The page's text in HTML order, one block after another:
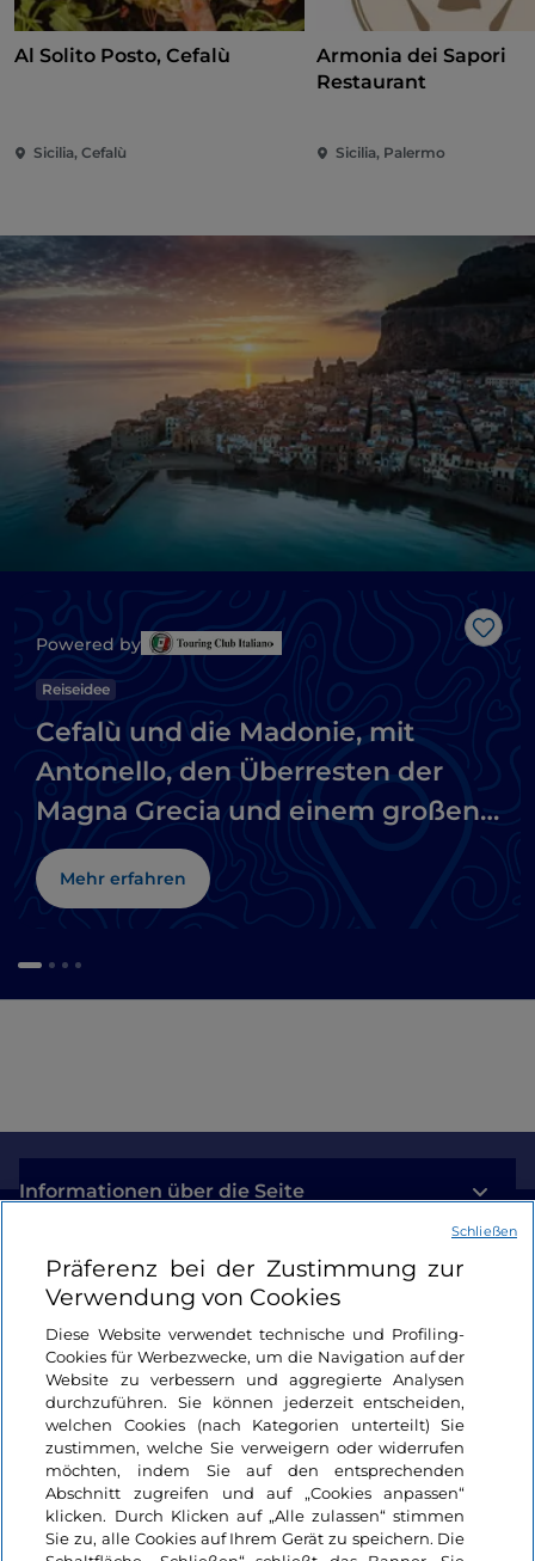
Al Solito Posto, Cefalù
Sicilia, Cefalù
Armonia dei Sapori
Restaurant
Sicilia, Palermo
Like
Powered by
Reiseidee
Cefalù und die Madonie, mit
Antonello, den Überresten der
Magna Grecia und einem großen
Naturpark
Mehr erfahren
Informationen über die Seite
Nützliche Links
Login
Bleiben wir in Kontakt
Präferenz bei der Zustimmung zur
Verwendung von Cookies
Diese Website verwendet technische und Profiling-
Cookies für Werbezwecke, um die Navigation auf der
Website zu verbessern und aggregierte Analysen
durchzuführen. Sie können jederzeit entscheiden,
welchen Cookies (nach Kategorien unterteilt) Sie
zustimmen, welche Sie verweigern oder widerrufen
möchten, indem Sie auf den entsprechenden
Abschnitt zugreifen und auf „Cookies anpassen“
klicken. Durch Klicken auf „Alle zulassen“ stimmen
Sie zu, alle Cookies auf Ihrem Gerät zu speichern. Die
Schließen